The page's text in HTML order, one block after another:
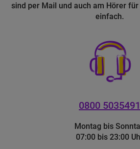
sind per Mail und auch am Hörer
einfach.
0800 5035491
Montag bis
07:00 bis 23:00